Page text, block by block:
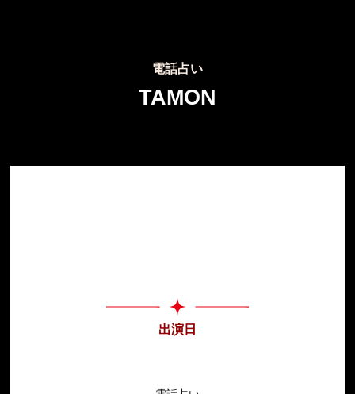
電話占い
TAMON
出演日